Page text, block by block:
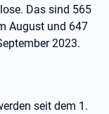
Das sind 565
August und 647
2023.
seit dem 1.